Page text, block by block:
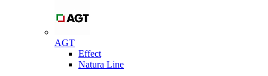
AGT
Effect
Natura Line